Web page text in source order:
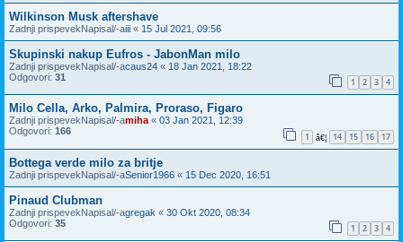
Wilkinson Musk aftershave
Zadnji prispevekNapisal/-aiii « 15 Jul 2021, 09:56
Skupinski nakup Eufros - JabonMan milo
Zadnji prispevekNapisal/-acaus24 « 18 Jan 2021, 18:22
Odgovori: 31 1 2 3 4
Milo Cella, Arko, Palmira, Proraso, Figaro
Zadnji prispevekNapisal/-amiha« 03 Jan 2021, 12:39
Odgovori: 166 1 â€¦ 14 15 16 17
Bottega verde milo za britje
Zadnji prispevekNapisal/-aSenior1966 « 15 Dec 2020, 16:51
Pinaud Clubman
Zadnji prispevekNapisal/-agregak « 30 Okt 2020, 08:34
Odgovori: 35 1 2 3 4